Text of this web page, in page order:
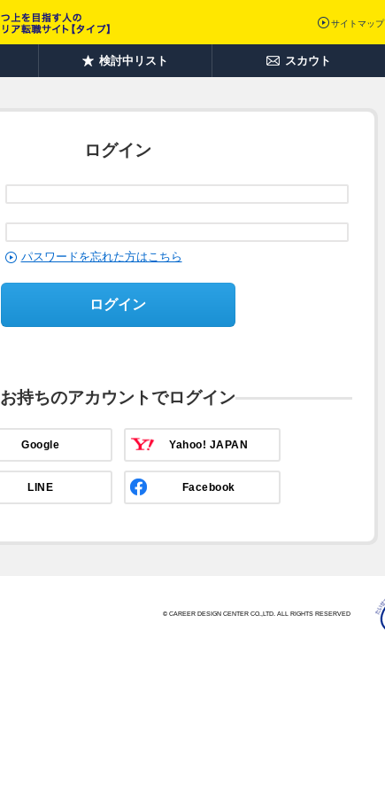
サイトマップ
検討中リスト スカウト
ログイン
パスワードを忘れた方はこちら
ログイン
お持ちのアカウントでログイン
Google Yahoo! JAPAN
LINE Facebook
© CAREER DESIGN CENTER CO.,LTD. ALL RIGHTS RESERVED